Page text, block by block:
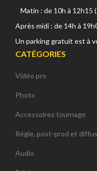
Matin : de 10h à 12h15
Après midi : de 14h à
Un parking gratuit est à
CATÉGORIES
Vidéo pro
Photo
Accessoires tournage
Régie, post-prod et
Audio